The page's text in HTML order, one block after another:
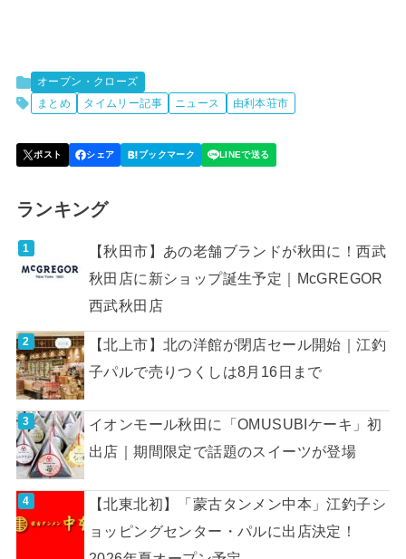
オープン・クローズ
まとめ
タイムリー記事 ニュース 由利本荘市
ランキング
【秋田市】あの老舗ブランドが秋田に！西武
秋田店に新ショップ誕生予定｜McGREGOR
西武秋田店
【北上市】北の洋館が閉店セール開始｜江釣
子パルで売りつくしは8月16日まで
イオンモール秋田に「OMUSUBIケーキ」初
出店｜期間限定で話題のスイーツが登場
【北東北初】「蒙古タンメン中本」江釣子シ
ョッピングセンター・パルに出店決定！